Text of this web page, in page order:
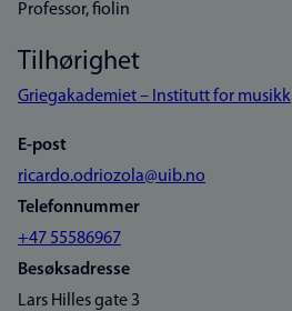
Professor, fiolin
Tilhørighet
Griegakademiet – Institutt for musikk
E-post
ricardo.odriozola@uib.no
Telefonnummer
+47 55586967
Besøksadresse
Lars Hilles gate 3